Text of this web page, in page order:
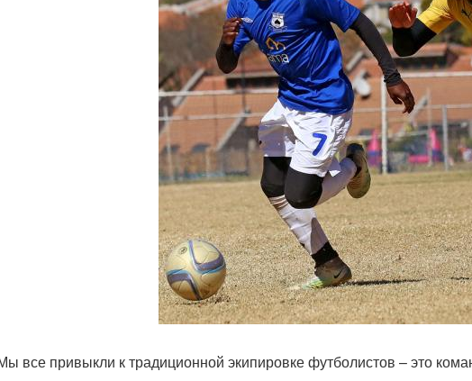
все привыкли к традиционной экипировке футболистов – это